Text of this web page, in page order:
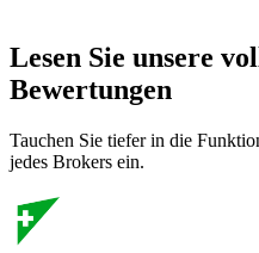
Lesen Sie unsere
Bewertungen
Tauchen Sie tiefer in die
jedes Brokers ein.